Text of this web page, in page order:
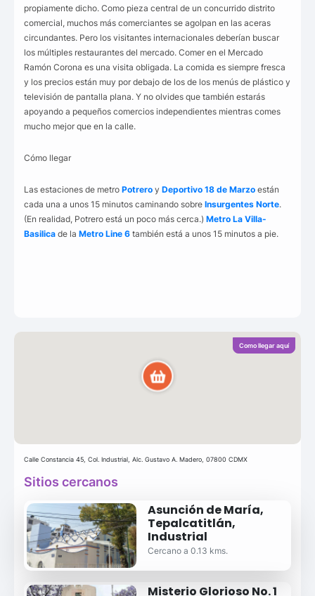
propiamente dicho. Como pieza central de un concurrido distrito
comercial, muchos más comerciantes se agolpan en las aceras
circundantes. Pero los visitantes internacionales deberían buscar
los múltiples restaurantes del mercado. Comer en el Mercado
Ramón Corona es una visita obligada. La comida es siempre fresca
y los precios están muy por debajo de los de los menús de plástico y
televisión de pantalla plana. Y no olvides que también estarás
apoyando a pequeños comercios independientes mientras comes
mucho mejor que en la calle.
Cómo llegar
Las estaciones de metro Potrero y Deportivo 18 de Marzo están
cada una a unos 15 minutos caminando sobre Insurgentes Norte.
(En realidad, Potrero está un poco más cerca.) Metro La Villa-
Basilica de la Metro Line 6 también está a unos 15 minutos a pie.
Como llegar aquí
Calle Constancia 45, Col. Industrial, Alc. Gustavo A. Madero, 07800 CDMX
Sitios cercanos
Asunción de María,
Tepalcatitlán,
Industrial
Cercano a 0.13 kms.
Misterio Glorioso No. 1